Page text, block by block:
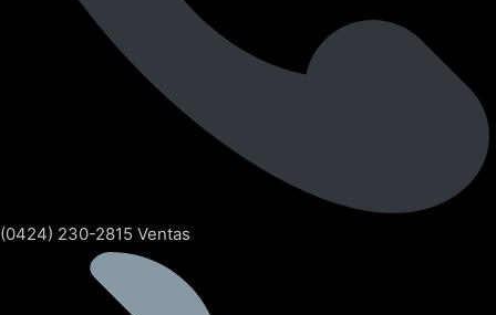
(0424) 230-2815 Ventas